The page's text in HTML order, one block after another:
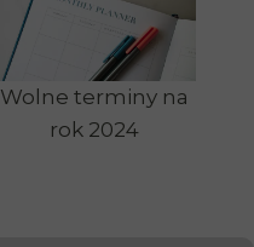
Wolne terminy na
rok 2024